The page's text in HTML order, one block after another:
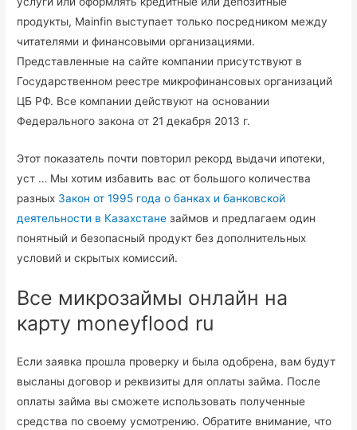
продукты, Mainfin выступает только посредником между
читателями и финансовыми организациями.
Представленные на сайте компании присутствуют в
Государственном реестре микрофинансовых организаций
ЦБ РФ. Все компании действуют на основании
Федерального закона от 21 декабря 2013 г.
Этот показатель почти повторил рекорд выдачи ипотеки,
уст … Мы хотим избавить вас от большого количества
разных Закон от 1995 года о банках и банковской
деятельности в Казахстане займов и предлагаем один
понятный и безопасный продукт без дополнительных
условий и скрытых комиссий.
Все микрозаймы онлайн на
карту moneyflood ru
Если заявка прошла проверку и была одобрена, вам будут
высланы договор и реквизиты для оплаты займа. После
оплаты займа вы сможете использовать полученные
средства по своему усмотрению. Обратите внимание, что